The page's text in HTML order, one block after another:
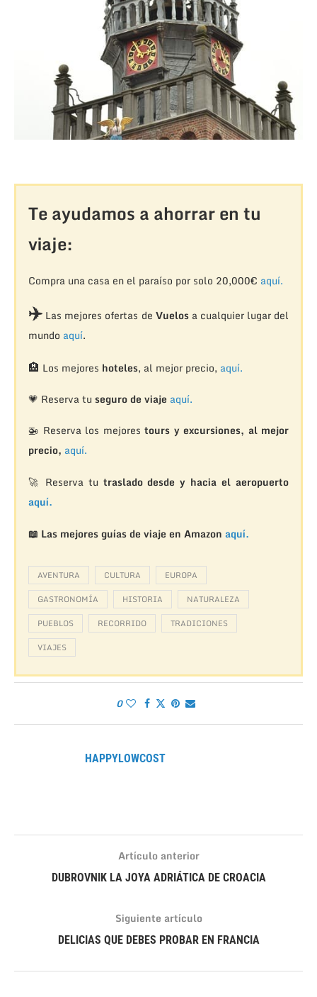
Te ayudamos a ahorrar en tu
viaje:
Compra una casa en el paraíso por solo 20,000€ aquí.
✈️Las mejores ofertas de Vuelosa cualquier lugar del
mundo aquí.
🏨 Los mejores hoteles, al mejor precio, aquí.
💗 Reserva tu seguro de viaje aquí.
🚁 Reserva los mejorestours y excursiones, al mejor
precio, aquí.
🚀 Reserva tu traslado desde y hacia el aeropuerto
aquí.
📖 Las mejores guías de viaje en Amazon aquí.
AVENTURA CULTURA
EUROPA
GASTRONOMÍA
HISTORIA
NATURALEZA
PUEBLOS
RECORRIDO
TRADICIONES
VIAJES
0
HAPPYLOWCOST
Artículo anterior
DUBROVNIK LA JOYA ADRIÁTICA DE CROACIA
Siguiente artículo
DELICIAS QUE DEBES PROBAR EN FRANCIA